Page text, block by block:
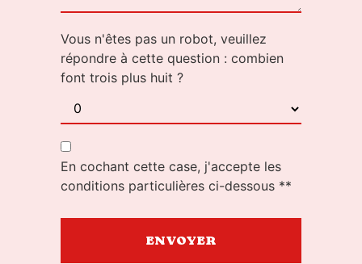
Vous n'êtes pas un robot, veuillez
répondre à cette question : combien
font trois plus huit ?
En cochant cette case, j'accepte les
conditions particulières ci-dessous **
ENVOYER